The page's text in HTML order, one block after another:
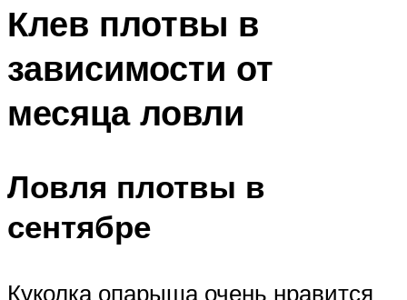
Клев плотвы в
зависимости от
месяца ловли
Ловля плотвы в
сентябре
Куколка опарыша очень нравится